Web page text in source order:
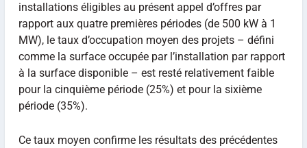
installations éligibles au présent appel d’offres par
rapport aux quatre premières périodes (de 500 kW à 1
MW), le taux d’occupation moyen des projets – défini
comme la surface occupée par l’installation par rapport
à la surface disponible – est resté relativement faible
pour la cinquième période (25%) et pour la sixième
période (35%).
Ce taux moyen confirme les résultats des précédentes